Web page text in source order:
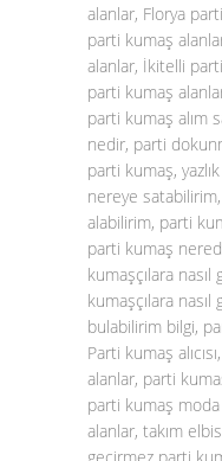
alanlar, Florya
parti kumaş
alanlar, İkitelli
parti kumaş
parti kumaş alım
nedir, parti
parti kumaş,
nereye
alabilirim, parti
parti kumaş
kumaşçılara
kumaşçılara
bulabilirim bilgi,
Parti kumaş
alanlar, parti
parti kumaş
alanlar, takım